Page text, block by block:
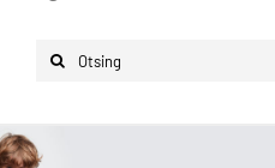
Search
Lapsed